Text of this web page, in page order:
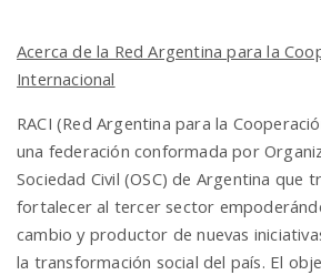
Acerca de la Red Argentina para la
Internacional
RACI (Red Argentina para la
una federación conformada por
Sociedad Civil (OSC) de Argentina que
fortalecer al tercer sector
cambio y productor de nuevas
la transformación social del país. El